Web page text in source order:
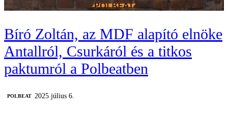
Bíró Zoltán, az MDF alapító elnöke
Antallról, Csurkáról és a titkos
paktumról a Polbeatben
‎POLBEAT 2025 július 6.